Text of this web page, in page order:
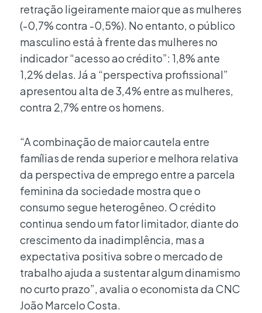
retração ligeiramente maior que as mulheres
(-0,7% contra -0,5%). No entanto, o público
masculino está à frente das mulheres no
indicador “acesso ao crédito”: 1,8% ante
1,2% delas. Já a “perspectiva profissional”
apresentou alta de 3,4% entre as mulheres,
contra 2,7% entre os homens.
“A combinação de maior cautela entre
famílias de renda superior e melhora relativa
da perspectiva de emprego entre a parcela
feminina da sociedade mostra que o
consumo segue heterogêneo. O crédito
continua sendo um fator limitador, diante do
crescimento da inadimplência, mas a
expectativa positiva sobre o mercado de
trabalho ajuda a sustentar algum dinamismo
no curto prazo”, avalia o economista da CNC
João Marcelo Costa.